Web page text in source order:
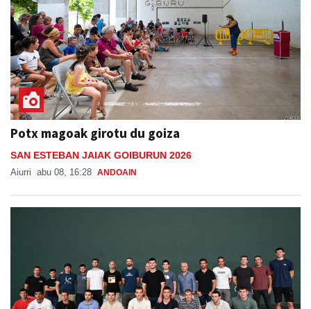
Potx magoak girotu du goiza
SAN ESTEBAN JAIAK GOIBURUN 2026
Aiurri abu 08, 16:28 ANDOAIN